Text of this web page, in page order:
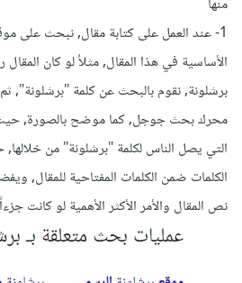
منها
1- عند العمل على كتابة مقال, نبحث على
الأساسية في هذا المقال, مثلاُ لو كان
برشلونة, نقوم بالبحث عن كلمة "برشلونة",
محرك بحث جوجل, كما موضح بالصورة, حيث
التي يصل الناس لكلمة "برشلونة" من
الكلمات ضمن الكلمات المفتاحية للمقال,
نص المقال والأمر الأكثر الأهمية لو كانت